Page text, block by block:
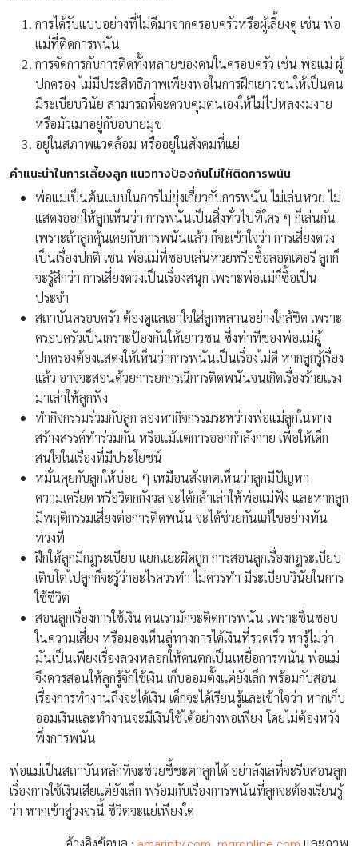
การได้รับแบบอย่างที่ไม่ดีมาจากครอบครัวหรือผู้เลี้ยงดู เช่น พ่อ
แม่ที่ติดการพนัน
การจัดการกับการติดทั้งหลายของคนในครอบครัว เช่น พ่อแม่ ผู้
ปกครอง ไม่มีประสิทธิภาพเพียงพอในการฝึกเยาวชนให้เป็นคน
มีระเบียบวินัย สามารถที่จะควบคุมตนเองให้ไม่ไปหลงงมงาย
หรือมัวเมาอยู่กับอบายมุข
อยู่ในสภาพแวดล้อม หรืออยู่ในสังคมที่แย่
คำแนะนำในการเลี้ยงลูก แนวทางป้องกันไม่ให้ติดการพนัน
พ่อแม่เป็นต้นแบบในการไม่ยุ่งเกี่ยวกับการพนัน ไม่เล่นหวย ไม่
แสดงออกให้ลูกเห็นว่า การพนันเป็นสิ่งทั่วไปที่ใคร ๆ ก็เล่นกัน
เพราะถ้าลูกคุ้นเคยกับการพนันแล้ว ก็จะเข้าใจว่า การเสี่ยงดวง
เป็นเรื่องปกติ เช่น พ่อแม่ที่ชอบเล่นหวยหรือซื้อลอตเตอรี ลูกก็
จะรู้สึกว่า การเสี่ยงดวงเป็นเรื่องสนุก เพราะพ่อแม่ก็ซื้อเป็น
ประจำ
สถาบันครอบครัว ต้องดูแลเอาใจใส่ลูกหลานอย่างใกล้ชิด เพราะ
ครอบครัวเป็นเกราะป้องกันให้เยาวชน ซึ่งท่าทีของพ่อแม่ผู้
ปกครองต้องแสดงให้เห็นว่าการพนันเป็นเรื่องไม่ดี หากลูกรู้เรื่อง
แล้ว อาจจะสอนด้วยการยกกรณีการติดพนันจนเกิดเรื่องร้ายแรง
มาเล่าให้ลูกฟัง
ทำกิจกรรมร่วมกับลูก ลองหากิจกรรมระหว่างพ่อแม่ลูกในทาง
สร้างสรรค์ทำร่วมกัน หรือแม้แต่การออกกำลังกาย เพื่อให้เด็ก
สนใจในเรื่องที่มีประโยชน์
หมั่นคุยกับลูกให้บ่อย ๆ เหมือนสังเกตเห็นว่าลูกมีปัญหา
ความเครียด หรือวิตกกังวล จะได้กล้าเล่าให้พ่อแม่ฟัง และหากลูก
มีพฤติกรรมเสี่ยงต่อการติดพนัน จะได้ช่วยกันแก้ไขอย่างทัน
ท่วงที
ฝึกให้ลูกมีกฎระเบียบ แยกแยะผิดถูก การสอนลูกเรื่องกฎระเบียบ
เติบโตไปลูกก็จะรู้ว่าอะไรควรทำ ไม่ควรทำ มีระเบียบวินัยในการ
ใช้ชีวิต
สอนลูกเรื่องการใช้เงิน คนเรามักจะติดการพนัน เพราะชื่นชอบ
ในความเสี่ยง หรือมองเห็นลู่ทางการได้เงินที่รวดเร็ว หารู้ไม่ว่า
มันเป็นเพียงเรื่องลวงหลอกให้คนตกเป็นเหยื่อการพนัน พ่อแม่
จึงควรสอนให้ลูกรู้จักใช้เงิน เก็บออมตั้งแต่ยังเล็ก พร้อมกับสอน
เรื่องการทำงานถึงจะได้เงิน เด็กจะได้เรียนรู้และเข้าใจว่า หากเก็บ
ออมเงินและทำงานจะมีเงินใช้ได้อย่างพอเพียง โดยไม่ต้องหวัง
พึ่งการพนัน
พ่อแม่เป็นสถาบันหลักที่จะช่วยชี้ชะตาลูกได้ อย่าลังเลที่จะรีบสอนลูก
เรื่องการใช้เงินเสียแต่ยังเล็ก พร้อมกับเรื่องการพนันที่ลูกจะต้องเรียนรู้
ว่า หากเข้าสู่วงจรนี้ ชีวิตจะแย่เพียงใด